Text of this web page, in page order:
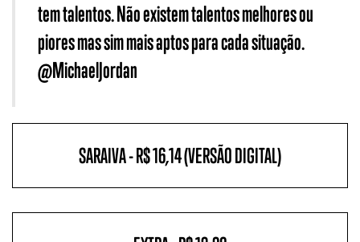
tem talentos. Não existem talentos melhores ou
piores mas sim mais aptos para cada situação.
@MichaelJordan
SARAIVA - R$ 16,14 (VERSÃO DIGITAL)